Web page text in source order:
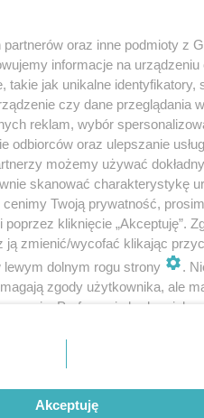
oraz inne podmioty z
informacje na urządzeniu
takie jak unikalne identyfikatory,
czy dane przeglądania
reklam, wybór
odbiorców oraz ulepszanie
możemy używać
skanować charakterystykę
Twoją prywatność,
kliknięcie „Akceptuję”.
ją zmienić/wycofać klikając
dolnym rogu strony
.
zgody użytkownika, ale
Preferencje będą miały
abyś mógł
danych znajdziesz w
Akceptuję